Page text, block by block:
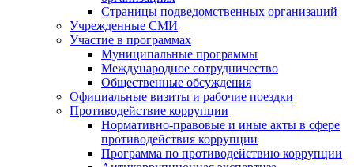
Страницы подведомственных организаций
Учрежденные СМИ
Участие в программах
Муниципальные программы
Международное сотрудничество
Общественные обсуждения
Официальные визиты и рабочие поездки
Противодействие коррупции
Нормативно-правовые и иные акты в сфере
противодействия коррупции
Программа по противодействию коррупции